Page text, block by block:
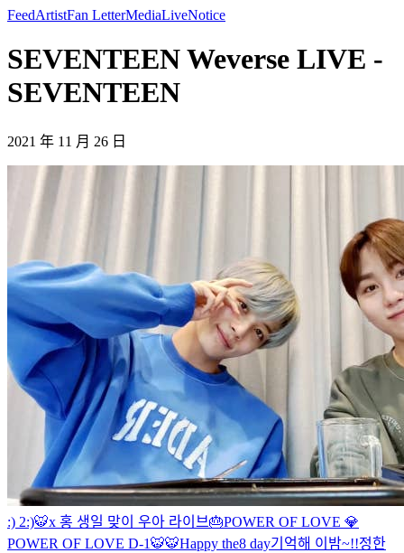
FeedArtistFan LetterMediaLiveNotice
SEVENTEEN Weverse LIVE -
SEVENTEEN
2021 年 11 月 26 日
:) 2:)🐯x 홍 생일 맞이 우아 라이브🎂POWER OF LOVE 💎
POWER OF LOVE D-1🐯🐯Happy the8 day기억해 이밤~!!정한